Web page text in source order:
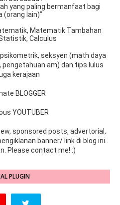
yang paling bermanfaat bagi
(orang lain)”
Matematik Tambahan
Calculus
seksyen (math daya
pengetahuan am) dan tips lulus
kerajaan
BLOGGER
YOUTUBER
sponsored posts, advertorial,
banner/ link di blog ini..
Please contact me! :)
PLUGIN